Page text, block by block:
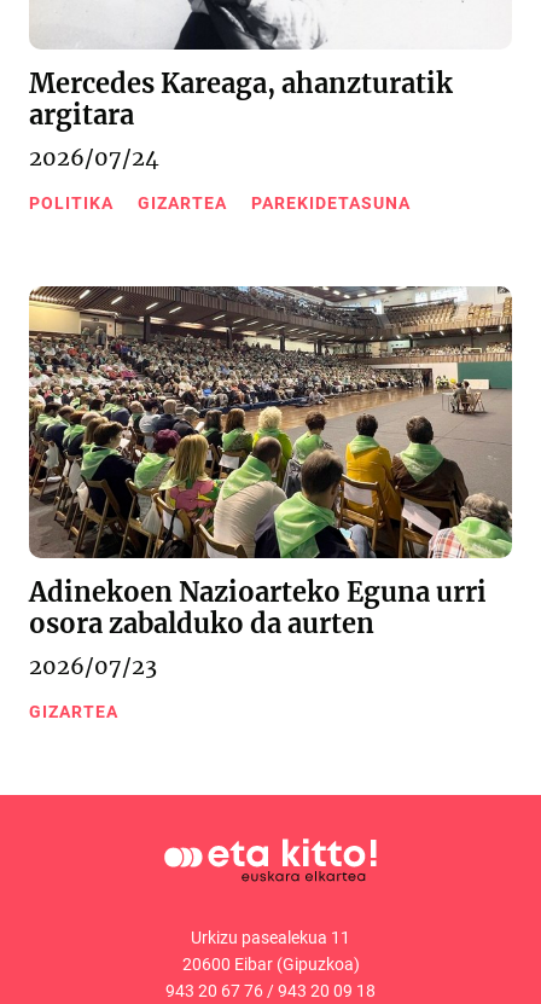
Mercedes Kareaga, ahanzturatik
argitara
2026/07/24
POLITIKA GIZARTEA PAREKIDETASUNA
Adinekoen Nazioarteko Eguna urri
osora zabalduko da aurten
2026/07/23
GIZARTEA
Urkizu pasealekua 11
20600 Eibar (Gipuzkoa)
943 20 67 76 /943 20 09 18